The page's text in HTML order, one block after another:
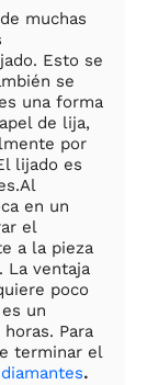
muchas
Esto se
se
una forma
de lija,
por
lijado es
en un
el
a la pieza
La ventaja
poco
un
Para
terminar el
.